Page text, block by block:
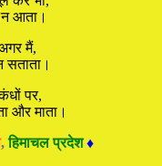
न आता।
मैं,
पर,
और माता।
, हिमाचल प्रदेश ♦